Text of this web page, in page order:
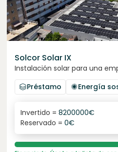
Solcor Solar IX
Instalación solar para una
Préstamo
Energía
6.1%
interés anual
Invertido = 8200000€
Reservado = 0€